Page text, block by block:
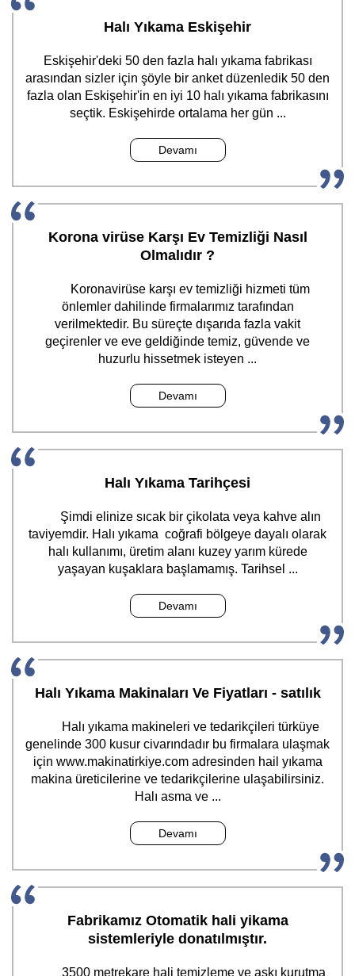
Halı Yıkama Eskişehir
Eskişehir'deki 50 den fazla halı yıkama fabrikası
arasından sizler için şöyle bir anket düzenledik 50 den
fazla olan Eskişehir'in en iyi 10 halı yıkama fabrikasını
seçtik. Eskişehirde ortalama her gün ...
Devamı
Korona virüse Karşı Ev Temizliği Nasıl
Olmalıdır ?
Koronavirüse karşı ev temizliği hizmeti tüm
önlemler dahilinde firmalarımız tarafından
verilmektedir. Bu süreçte dışarıda fazla vakit
geçirenler ve eve geldiğinde temiz, güvende ve
huzurlu hissetmek isteyen ...
Devamı
Halı Yıkama Tarihçesi
Şimdi elinize sıcak bir çikolata veya kahve alın
taviyemdir. Halı yıkama coğrafi bölgeye dayalı olarak
halı kullanımı, üretim alanı kuzey yarım kürede
yaşayan kuşaklara başlamamış. Tarihsel ...
Devamı
Halı Yıkama Makinaları Ve Fiyatları - satılık
Halı yıkama makineleri ve tedarikçileri türküye
genelinde 300 kusur civarındadır bu firmalara ulaşmak
için www.makinatirkiye.com adresinden hail yıkama
makina üreticilerine ve tedarikçilerine ulaşabilirsiniz.
Halı asma ve ...
Devamı
Fabrikamız Otomatik hali yikama
sistemleriyle donatılmıştır.
3500 metrekare hali temizleme ve aşkı kurutma